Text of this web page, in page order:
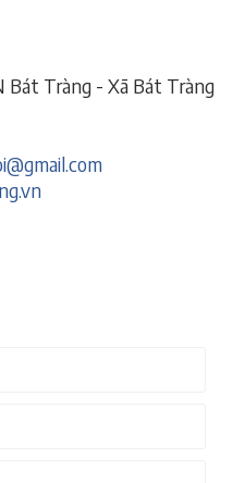
Bát Tràng - Xã Bát Tràng